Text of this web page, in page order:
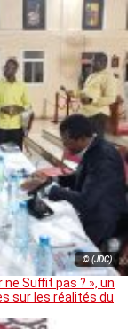
© (JDC)
ne Suffit pas ? », un
sur les réalités du